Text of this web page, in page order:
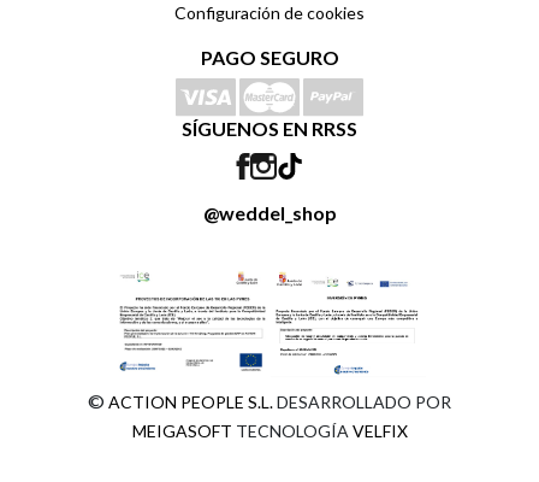
Configuración de cookies
PAGO SEGURO
SÍGUENOS EN RRSS
@weddel_shop
© ACTION PEOPLE S.L.DESARROLLADO POR
MEIGASOFT TECNOLOGÍA VELFIX